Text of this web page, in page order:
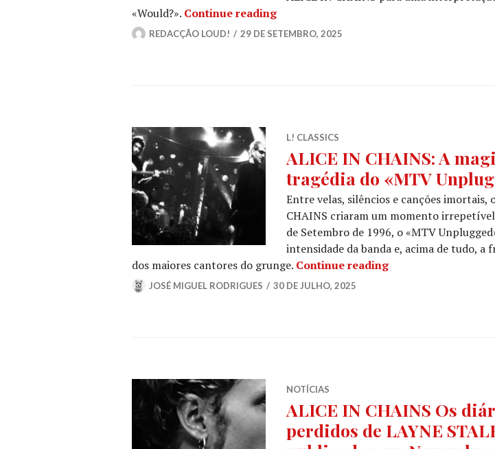
«Would?». Continue readingRETROVISOR: Alice In Chains + Hetfield
REDACÇÃO LOUD! 29 DE SETEMBRO, 2025
L! CLASSICS
ALICE IN CHAINS: A
tragédia do «MTV
Entre velas, silêncios e canções imortais,
CHAINS criaram um momento
de Setembro de 1996, o «MTV
intensidade da banda e, acima de tudo, a
dos maiores cantores do grunge. Continue readingALICE IN CHAINS:
JOSÉ MIGUEL RODRIGUES 30 DE JULHO, 2025
NOTÍCIAS
ALICE IN CHAINS Os
perdidos de LAYNE